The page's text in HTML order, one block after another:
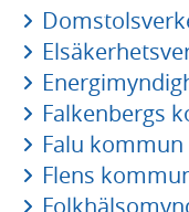
Falkenbergs
Falu kommun
Flens